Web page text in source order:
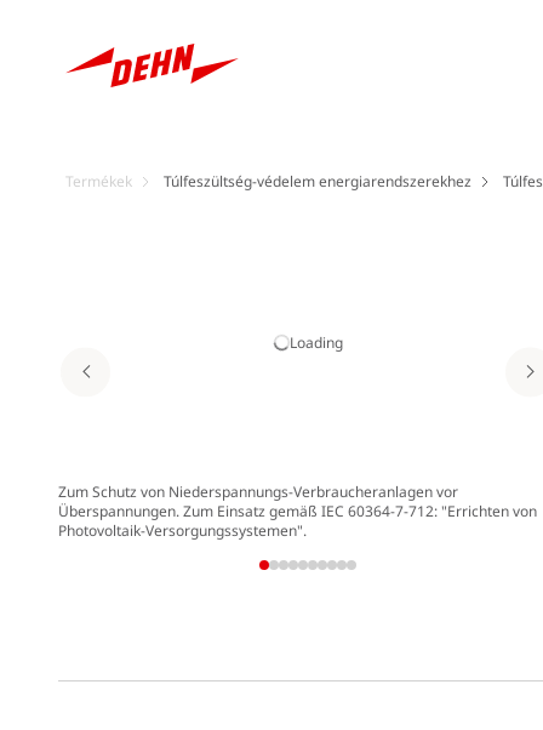
Termékek Túlfeszültség-védelem energiarendszerekhez
Loading
Zum Schutz von Niederspannungs-Verbraucheranlagen vor
Überspannungen. Zum Einsatz gemäß IEC 60364-7-712: "Errichten von
Photovoltaik-Versorgungssystemen".